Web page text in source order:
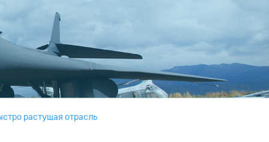
растущая отрасль